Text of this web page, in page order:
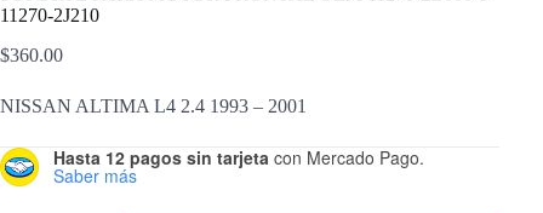
11270-2J210
$360.00
NISSAN ALTIMA L4 2.4 1993 – 2001
Hasta 12 pagos sin tarjeta con Mercado Pago.
Saber más